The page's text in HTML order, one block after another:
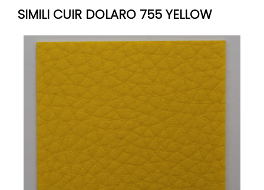
SIMILI CUIR DOLARO 755 YELLOW